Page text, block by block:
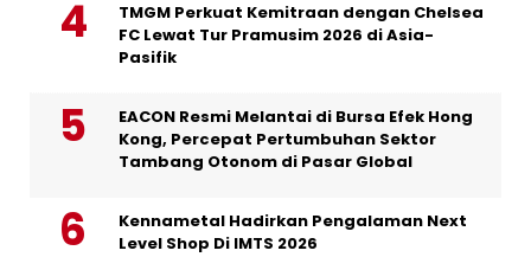
TMGM Perkuat Kemitraan dengan Chelsea
FC Lewat Tur Pramusim 2026 di Asia-
Pasifik
EACON Resmi Melantai di Bursa Efek Hong
Kong, Percepat Pertumbuhan Sektor
Tambang Otonom di Pasar Global
Kennametal Hadirkan Pengalaman Next
Level Shop Di IMTS 2026